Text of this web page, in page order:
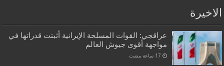
الاخيرة
عراقجي: القوات المسلحة الإيرانية أثبتت قدراتها في
مواجهة أقوى جيوش العالم